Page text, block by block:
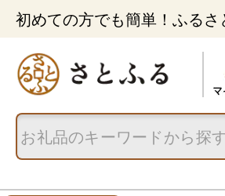
初めての方でも簡単！ふるさ